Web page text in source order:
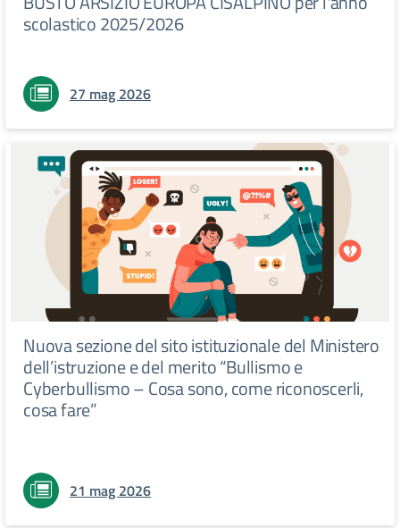
scolastico 2025/2026
27 mag 2026
Nuova sezione del sito istituzionale del Ministero
dell’istruzione e del merito “Bullismo e
Cyberbullismo – Cosa sono, come riconoscerli,
cosa fare”
21 mag 2026